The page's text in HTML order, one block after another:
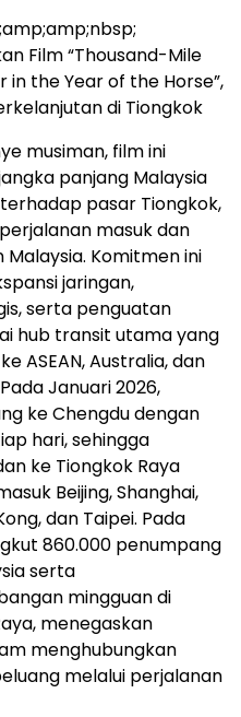
Film “Thousand-Mile
the Year of the Horse”,
di Tiongkok
musiman, film ini
panjang Malaysia
pasar Tiongkok,
masuk dan
Komitmen ini
jaringan,
serta penguatan
hub transit utama yang
ASEAN, Australia, dan
Januari 2026,
ke Chengdu dengan
hari, sehingga
ke Tiongkok Raya
Beijing, Shanghai,
dan Taipei. Pada
860.000 penumpang
serta
mingguan di
menegaskan
menghubungkan
melalui perjalanan